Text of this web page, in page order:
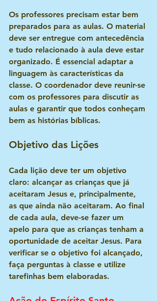
Os professores precisam estar bem
preparados para as aulas. O material
deve ser entregue com antecedência
e tudo relacionado à aula deve estar
organizado. É essencial adaptar a
linguagem às características da
classe. O coordenador deve reunir-se
com os professores para discutir as
aulas e garantir que todos conheçam
bem as histórias bíblicas.
Objetivo das Lições
Cada lição deve ter um objetivo
claro: alcançar as crianças que já
aceitaram Jesus e, principalmente,
as que ainda não aceitaram. Ao final
de cada aula, deve-se fazer um
apelo para que as crianças tenham a
oportunidade de aceitar Jesus. Para
verificar se o objetivo foi alcançado,
faça perguntas à classe e utilize
tarefinhas bem elaboradas.